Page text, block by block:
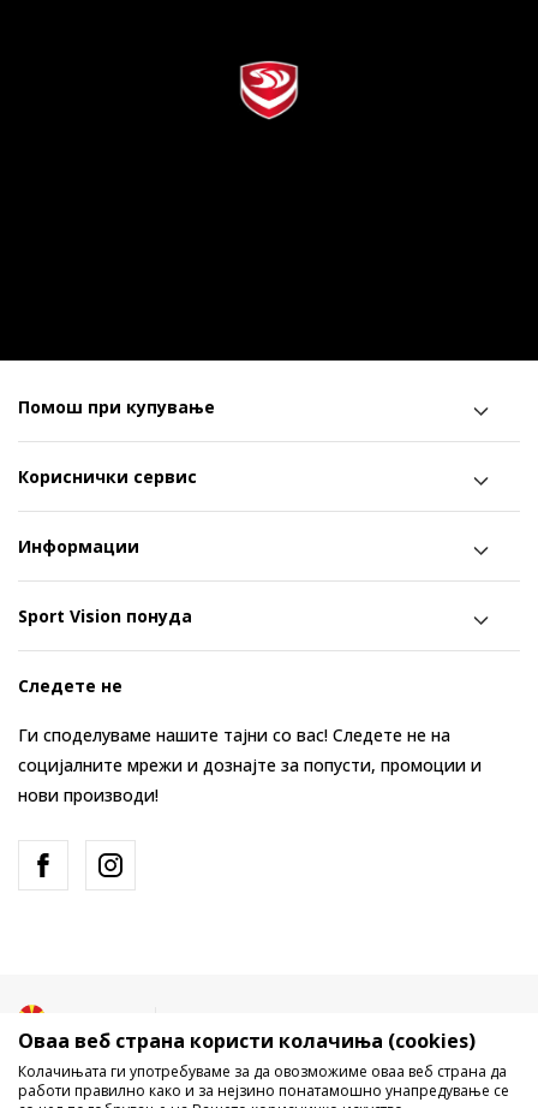
Помош при купување
Кориснички сервис
Информации
Sport Vision понуда
Следете не
Ги споделуваме нашите тајни со вас! Следете не на
социјалните мрежи и дознајте за попусти, промоции и
нови производи!
Оваа веб страна користи колачиња (cookies)
Колачињата ги употребуваме за да овозможиме оваа веб страна да
работи правилно како и за нејзино понатамошно унапредување се